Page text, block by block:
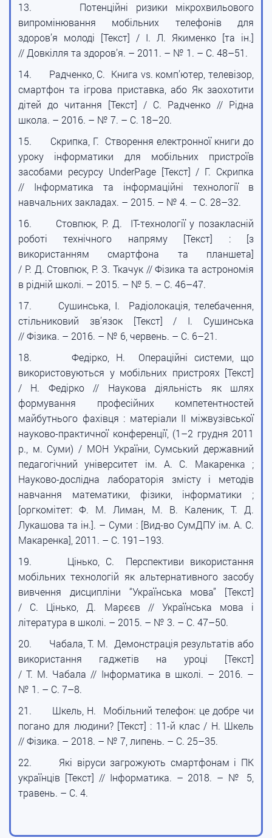
13. Потенційні ризики мікрохвильового
випромінювання мобільних телефонів для
здоров’я молоді [Текст] / І. Л. Якименко [та ін.]
// Довкілля та здоров’я. – 2011. – № 1. – С. 48–51.
14. Радченко, С. Книга vs. комп’ютер, телевізор,
смартфон та ігрова приставка, або Як заохотити
дітей до читання [Текст] / С. Радченко // Рідна
школа. – 2016. – № 7. – С. 18–20.
15. Скрипка, Г. Створення електронної книги до
уроку інформатики для мобільних пристроїв
засобами ресурсу UnderPage [Текст] / Г. Скрипка
// Інформатика та інформаційні технології в
навчальних закладах. – 2015. – № 4. – С. 28–32.
16. Стовпюк, Р. Д. ІТ-технології у позакласній
роботі технічного напряму [Текст] : [з
використанням смартфона та планшета]
/ Р. Д. Стовпюк, Р. З. Ткачук // Фізика та астрономія
в рідній школі. – 2015. – № 5. – С. 46–47.
17. Сушинська, І. Радіолокація, телебачення,
стільниковий зв’язок [Текст] / І. Сушинська
// Фізика. – 2016. – № 6, червень. – С. 6–21.
18. Федірко, Н. Операційні системи, що
використовуються у мобільних пристроях [Текст]
/ Н. Федірко // Наукова діяльність як шлях
формування професійних компетентностей
майбутнього фахівця : матеріали II міжвузівської
науково-практичної конференції, (1–2 грудня 2011
р., м. Суми) / МОН України, Сумський державний
педагогічний університет ім. А. С. Макаренка ;
Науково-дослідна лабораторія змісту і методів
навчання математики, фізики, інформатики ;
[оргкомітет: Ф. М. Лиман, М. В. Каленик, Т. Д.
Лукашова та ін.]. – Суми : [Вид-во СумДПУ ім. А. С.
Макаренка], 2011. – С. 191–193.
19. Цінько, С. Перспективи використання
мобільних технологій як альтернативного засобу
вивчення дисципліни “Українська мова” [Текст]
/ С. Цінько, Д. Марєєв // Українська мова і
література в школі. – 2015. – № 3. – С. 47–50.
20. Чабала, Т. М. Демонстрація результатів або
використання гаджетів на уроці [Текст]
/ Т. М. Чабала // Інформатика в школі. – 2016. –
№ 1. – С. 7–8.
21. Шкель, Н. Мобільний телефон: це добре чи
погано для людини? [Текст] : 11-й клас / Н. Шкель
// Фізика. – 2018. – № 7, липень. – С. 25–35.
22. Які віруси загрожують смартфонам і ПК
українців [Текст] // Інформатика. – 2018. – № 5,
травень. – С. 4.